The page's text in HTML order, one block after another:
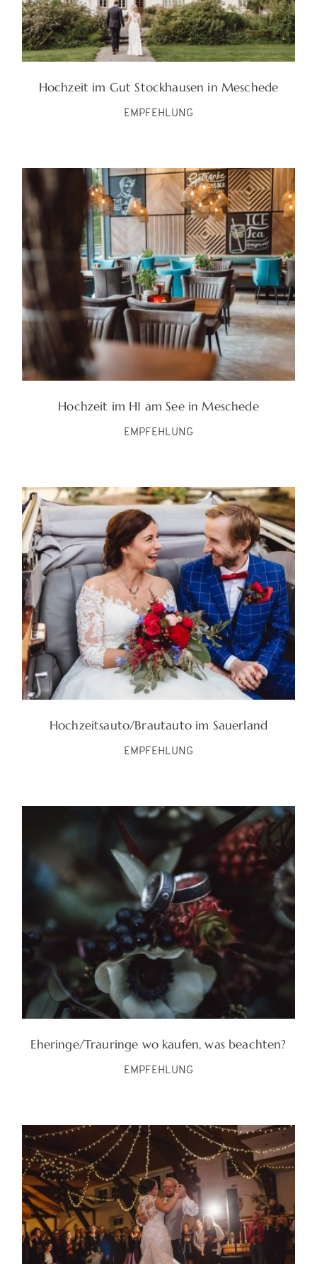
Hochzeit im Gut Stockhausen in Meschede
EMPFEHLUNG
Hochzeit im H1 am See in Meschede
EMPFEHLUNG
Hochzeitsauto/Brautauto im Sauerland
EMPFEHLUNG
Eheringe/Trauringe wo kaufen, was beachten?
EMPFEHLUNG